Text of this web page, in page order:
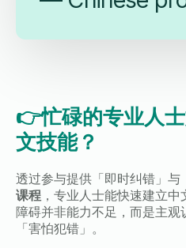
👉忙碌的专业人
文技能？
透过参与提供「即时纠错」与
课程 ，专业人士能快速建立
障碍并非能力不足，而是主观
「害怕犯错」。